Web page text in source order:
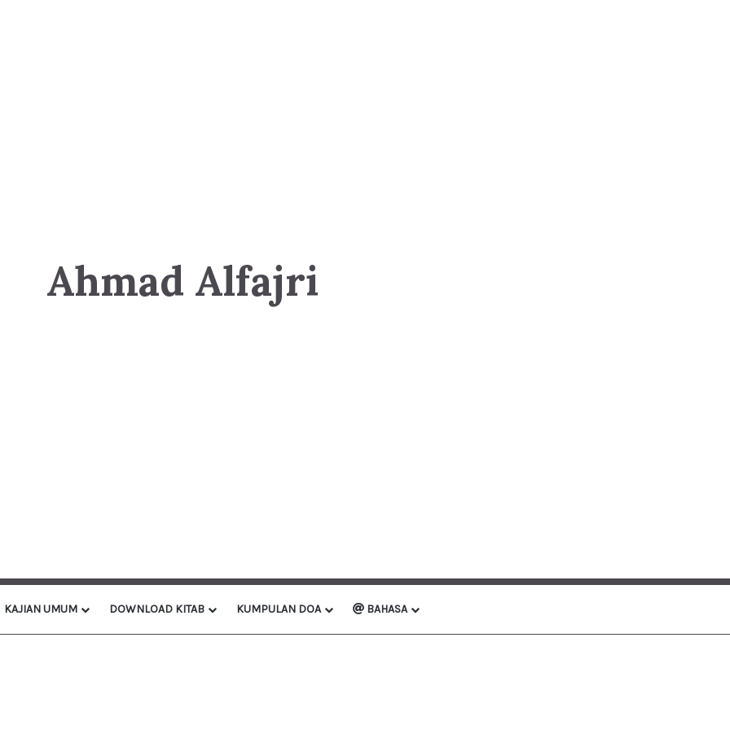
Ahmad Alfajri
KAJIAN UMUM DOWNLOAD KITAB KUMPULAN DOA BAHASA